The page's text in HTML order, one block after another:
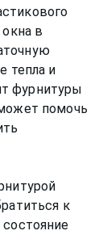
в
тепла и
фурнитуры
помочь
к